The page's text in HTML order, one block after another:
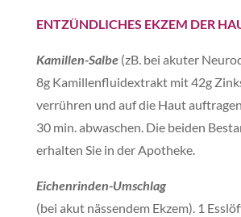
ENTZÜNDLICHES EKZEM DER
Kamillen-Salbe (zB. bei akuter
8g Kamillenfluidextrakt mit 42g
verrühren und auf die Haut
30 min. abwaschen. Die beiden
erhalten Sie in der Apotheke.
Eichenrinden-Umschlag
(bei akut nässendem Ekzem). 1